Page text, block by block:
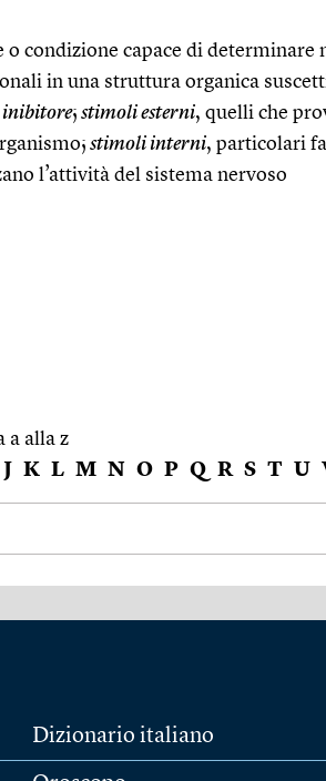
o condizione capace di determinare
in una struttura organica
inibitore; stimoli esterni, quelli che
stimoli interni, particolari
l’attività del sistema nervoso
a alla z
J K L M N O P Q R S T U
Dizionario italiano